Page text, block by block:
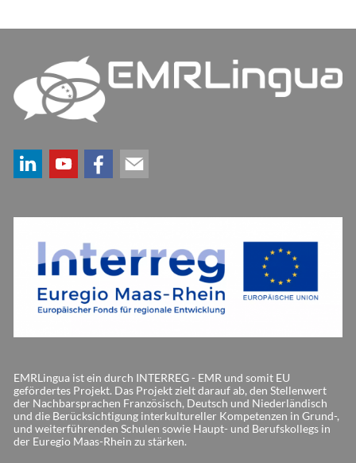
EMRLingua ist ein durch INTERREG - EMR und somit EU
gefördertes Projekt. Das Projekt zielt darauf ab, den Stellenwert
der Nachbarsprachen Französisch, Deutsch und Niederländisch
und die Berücksichtigung interkultureller Kompetenzen in Grund-,
und weiterführenden Schulen sowie Haupt- und Berufskollegs in
der Euregio Maas-Rhein zu stärken.